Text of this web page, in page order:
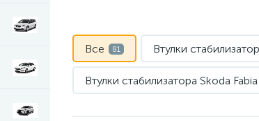
Все 81 Втулки
Втулки стабилизатора Skoda